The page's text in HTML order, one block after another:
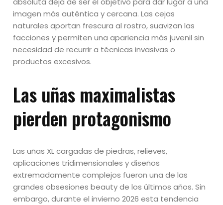
imagen más auténtica y cercana. Las cejas
naturales aportan frescura al rostro, suavizan las
facciones y permiten una apariencia más juvenil sin
necesidad de recurrir a técnicas invasivas o
productos excesivos.
Las uñas maximalistas
pierden protagonismo
Las uñas XL cargadas de piedras, relieves,
aplicaciones tridimensionales y diseños
extremadamente complejos fueron una de las
grandes obsesiones beauty de los últimos años. Sin
embargo, durante el invierno 2026 esta tendencia